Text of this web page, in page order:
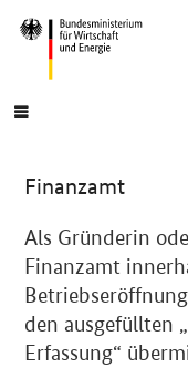
Navigation
Hauptmenü
Finanzamt
Als Gründerin
Finanzamt
Betriebseröffnung
den ausgefüllten
Erfassung“